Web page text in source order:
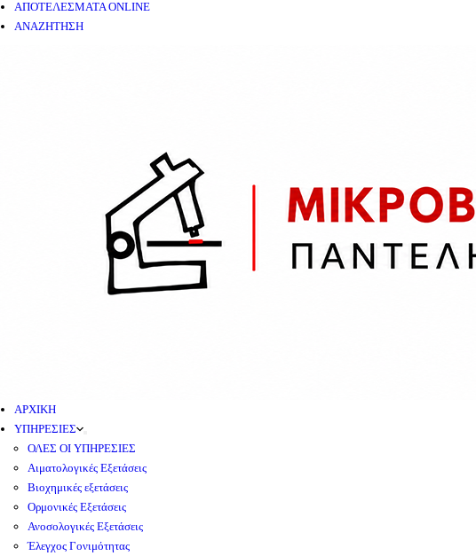
ΑΠΟΤΕΛΕΣΜΑΤΑ ONLINE
ΑΝΑΖΗΤΗΣΗ
ΑΡΧΙΚΗ
ΥΠΗΡΕΣΙΕΣ
ΟΛΕΣ ΟΙ ΥΠΗΡΕΣΙΕΣ
Αιματολογικές Εξετάσεις
Βιοχημικές εξετάσεις
Ορμονικές Εξετάσεις
Ανοσολογικές Εξετάσεις
Έλεγχος Γονιμότητας